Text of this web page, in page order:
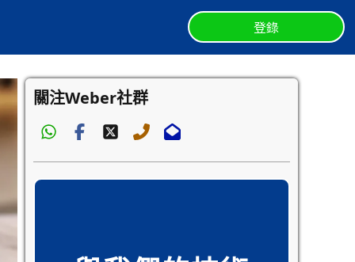
登錄
關注Weber社群